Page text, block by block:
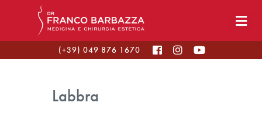
(+39) 049 876 1670
Labbra